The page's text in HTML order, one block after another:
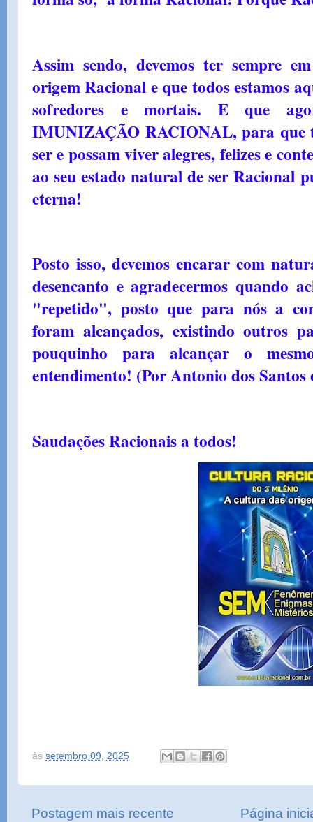
Assim sendo, devemos ter sempre
origem Racional e que todos estamos
sofredores e mortais. E que
IMUNIZAÇÃO RACIONAL, para que
ser e possam viver alegres, felizes e
ao seu estado natural de ser Racional
eterna!
Posto isso, devemos encarar com
desencanto e agradecermos quando
"repetido", posto que para nós a
foram alcançados, existindo outros
pouquinho para alcançar o
entendimento! (Por Antonio dos
Saudações Racionais a todos!
às setembro 09, 2025
Postagem mais recente Página